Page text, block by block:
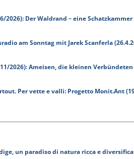
2026): Der Waldrand – eine Schatzkammer
am Sonntag mit Jarek Scanferla
2026): Ameisen, die kleinen Verbündeten
Per vette e valli: Progetto Monit.Ant
un paradiso di natura ricca e